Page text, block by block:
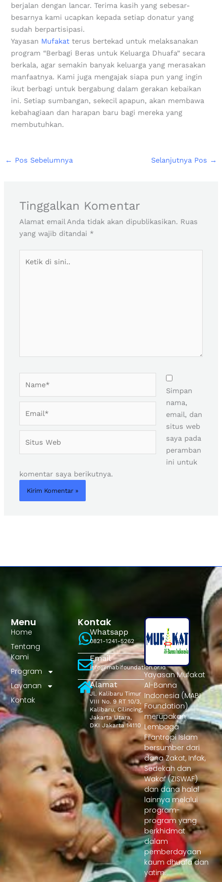
berjalan dengan lancar. Terima kasih yang sebesar-
besarnya kami ucapkan kepada setiap donatur yang
sudah berpartisipasi.
Yayasan Mufakat terus bertekad untuk melaksanakan
program “Berbagi Beras untuk Keluarga Dhuafa” secara
berkala, agar semakin banyak keluarga yang merasakan
manfaatnya. Kami juga mengajak siapa pun yang ingin
ikut berbagi untuk bergabung dalam gerakan kebaikan
ini. Setiap sumbangan, sekecil apapun, akan membawa
kebahagiaan dan harapan baru bagi mereka yang
membutuhkan.
← Pos Sebelumnya Selanjutnya Pos →
Tinggalkan Komentar
Alamat email Anda tidak akan dipublikasikan. Ruas
yang wajib ditandai *
Web
Simpan
nama,
email, dan
situs web
saya pada
peramban
ini untuk
komentar saya berikutnya.
Menu
Home
Tentang
Kami
Program
Layanan
Kontak
Kontak
Whatsapp
0821-1241-5262
Email
info@mabifoundation.or.id
Alamat
Jl. Kalibaru Timur
VIII No. 9 RT 10/3,
Kalibaru, Cilincing,
Jakarta Utara,
DKI Jakarta 14110
Yayasan Mufakat
Al-Banna
Indonesia (MABI
Foundation)
merupakan
Lembaga
Filantropi Islam
bersumber dari
dana Zakat, Infak,
Sedekah dan
Wakaf (ZISWAF)
dan dana halal
lainnya melalui
program-
program yang
berkhidmat
dalam
pemberdayaan
kaum dhuafa dan
yatim.